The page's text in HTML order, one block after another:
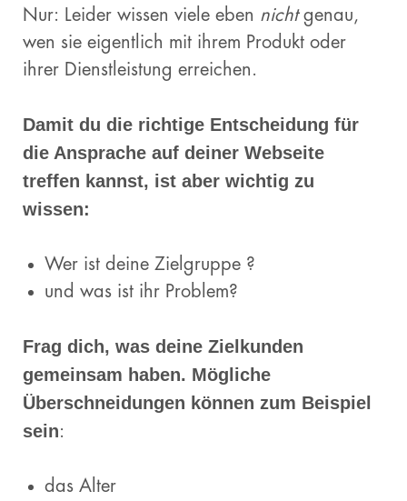
Nur: Leider wissen viele eben nichtgenau,
wen sie eigentlich mit ihrem Produkt oder
ihrer Dienstleistung erreichen.
Damit du die richtige Entscheidung für
die Ansprache auf deiner Webseite
treffen kannst, ist aber wichtig zu
wissen:
Wer ist deine Zielgruppe ?
und was ist ihr Problem?
Frag dich, was deine Zielkunden
gemeinsam haben. Mögliche
Überschneidungen können zum Beispiel
sein:
das Alter